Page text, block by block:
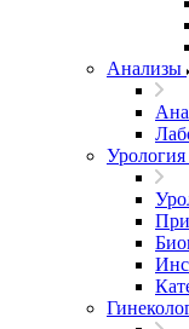
Анализы
Урология